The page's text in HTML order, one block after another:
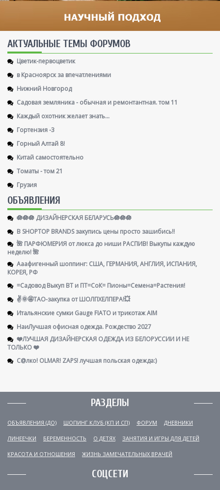
AКТУАЛЬНЫЕ ТЕМЫ ФОРУМОВ
Цветик-первоцветик
в Красноярск за впечатлениями
Нижний Новгород
Садовая земляника - обычная и ремонтантная. том 11
Каждый охотник желает знать...
Гортензия -3
Горный Алтай 8!
Китай самостоятельно
Томаты - том 21
Грузия
ОБЪЯВЛЕНИЯ
🪷🪷🪷 ДИЗАЙНЕРСКАЯ БЕЛАРУСЬ🪷🪷🪷
В SHOPTOP BRANDS закупись цены просто зашибись!!
🌺 ПАРФЮМЕРИЯ от люкса до ниши РАСПИВ! Выкупы каждую
неделю! 🌺
Ааафигенный шоппинг: США, ГЕРМАНИЯ, АНГЛИЯ, ИСПАНИЯ,
КОРЕЯ, РФ
=Садовод Выкуп ВТ и ПТ=СоК= Пионы=Семена=Растения!
✌️🌞🤩ТАО-закупка от ШОЛПХЕЛПЕРА!💥
Итальянские сумки Gauge FIATO и трикотаж AIM
НаиЛучшая офисная одежда. Рождество 2027
❤️ЛУЧШАЯ ДИЗАЙНЕРСКАЯ ОДЕЖДА ИЗ БЕЛОРУССИИ И НЕ
ТОЛЬКО ❤️
С@лко! OLMAR! ZAPS! лучшая польская одежда:)
РАЗДЕЛЫ
ОБЪЯВЛЕНИЯ (ДО) ШОПИНГ КЛУБ (КП И СП) ФОРУМ ДНЕВНИКИ
ЛИНЕЕЧКИ БЕРЕМЕННОСТЬ О ДЕТЯХ ЗАНЯТИЯ И ИГРЫ ДЛЯ ДЕТЕЙ
КРАСОТА И ОТНОШЕНИЯ ЖИЗНЬ ЗАМЕЧАТЕЛЬНЫХ ВРАЧЕЙ
СОЦСЕТИ